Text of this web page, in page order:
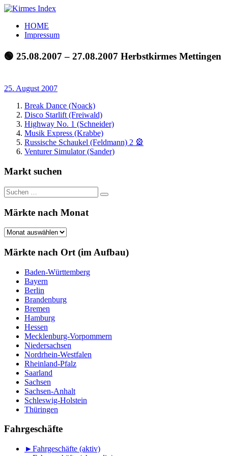
Zum
springen
Kirmes
Index
Tourpläne
der
letzten
HOME
Impressum
🟢 25.08.2007 – 27.08.2007 Herbstkirmes Mettingen
25. August 2007
Break Dance (Noack)
Disco Starlift (Freiwald)
Highway No. 1 (Schneider)
Musik Express (Krabbe)
Russische Schaukel (Feldmann) 2 🎡
Venturer Simulator (Sander)
Markt suchen
Suchen
nach:
Suchen
Märkte nach Monat
Märkte
Monat
Märkte nach Ort (im Aufbau)
Baden-Württemberg
Bayern
Berlin
Brandenburg
Bremen
Hamburg
Hessen
Mecklenburg-Vorpommern
Niedersachsen
Nordrhein-Westfalen
Rheinland-Pfalz
Saarland
Sachsen
Sachsen-Anhalt
Schleswig-Holstein
Thüringen
Fahrgeschäfte
►Fahrgeschäfte (aktiv)